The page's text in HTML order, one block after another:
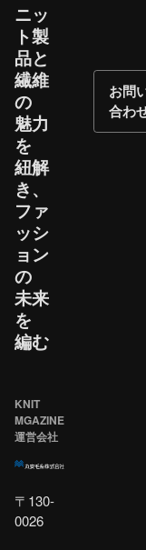
ニッ
ト製
品と​
繊維
の​
魅力
を​
紐解
き、​
ファ
ッシ
ョン
の​
未来
を​
編む
お問
合わ
KNIT
MGAZINE
運営会社
〒130-
0026